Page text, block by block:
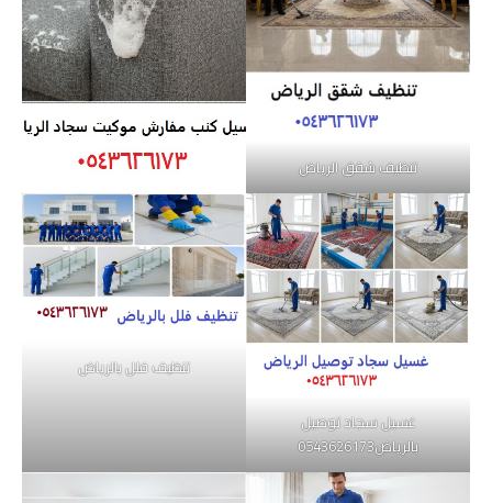
تنظيف شقق الرياض
غسيل سجاد توصيل
بالرياض0543626173
تنظيف فلل بالرياض